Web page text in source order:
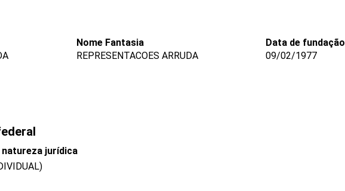
Nome Fantasia
REPRESENTACOES ARRUDA
Data de fundação
09/02/1977
jurídica